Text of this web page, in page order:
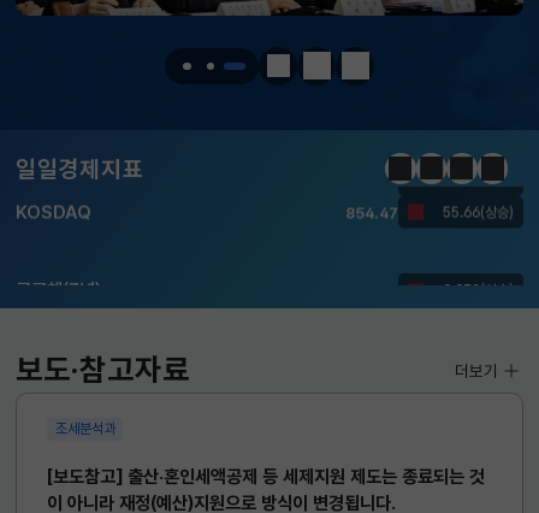
정지 이전 다음
일일경제지표
달러-원 1418.8000 8.2000(상승)
국고채(3년) 3.778 0.032(상승)
KOSPI
국고채(3년)
정지이전다음일일경
보도·참고자료
조세분석과
[보도참고] 출산·혼인세액공제 등 세제지원 제도는 종료되는 것
이 아니라 재정(예산)지원으로 방식이 변경됩니다.
더보기